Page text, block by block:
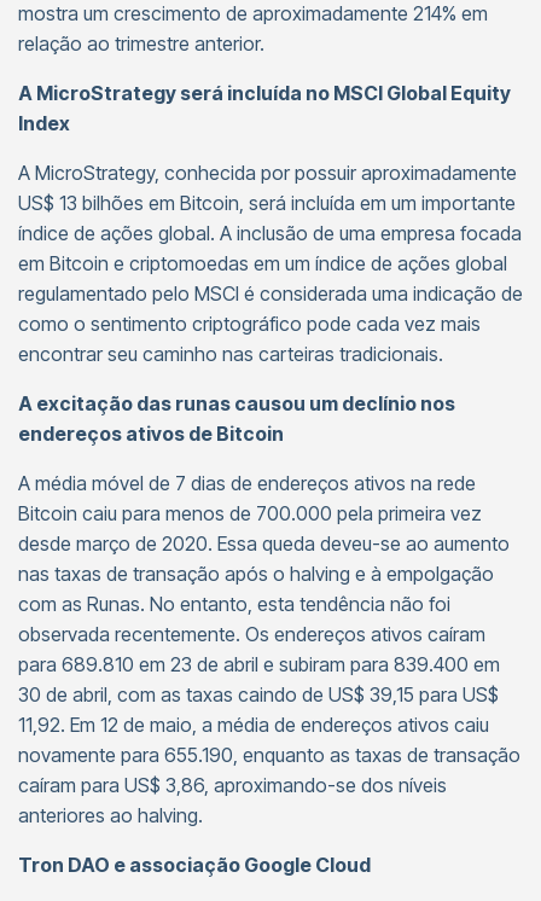
mostra um crescimento de aproximadamente 214% em
relação ao trimestre anterior.
A MicroStrategy será incluída no MSCI Global Equity
Index
A MicroStrategy, conhecida por possuir aproximadamente
US$ 13 bilhões em Bitcoin, será incluída em um importante
índice de ações global. A inclusão de uma empresa focada
em Bitcoin e criptomoedas em um índice de ações global
regulamentado pelo MSCI é considerada uma indicação de
como o sentimento criptográfico pode cada vez mais
encontrar seu caminho nas carteiras tradicionais.
A excitação das runas causou um declínio nos
endereços ativos de Bitcoin
A média móvel de 7 dias de endereços ativos na rede
Bitcoin caiu para menos de 700.000 pela primeira vez
desde março de 2020. Essa queda deveu-se ao aumento
nas taxas de transação após o halving e à empolgação
com as Runas. No entanto, esta tendência não foi
observada recentemente. Os endereços ativos caíram
para 689.810 em 23 de abril e subiram para 839.400 em
30 de abril, com as taxas caindo de US$ 39,15 para US$
11,92. Em 12 de maio, a média de endereços ativos caiu
novamente para 655.190, enquanto as taxas de transação
caíram para US$ 3,86, aproximando-se dos níveis
anteriores ao halving.
Tron DAO e associação Google Cloud